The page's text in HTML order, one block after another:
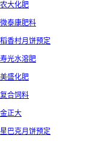
农大化肥
微泰康肥料
稻香村月饼预定
寿光水溶肥
美盛化肥
复合饲料
金正大
星巴克月饼预定